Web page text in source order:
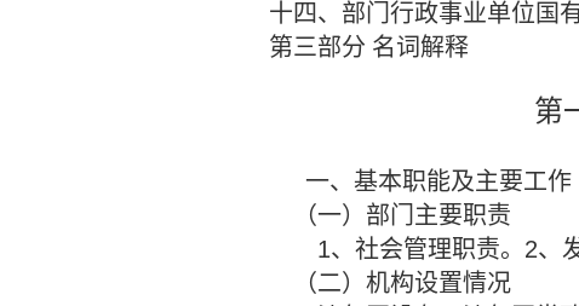
十四、部门行政事业单位国
第三部分 名词解释
第
一、基本职能及主要工作
（一）部门主要职责
1、社会管理职责。 2、
（二）机构设置情况